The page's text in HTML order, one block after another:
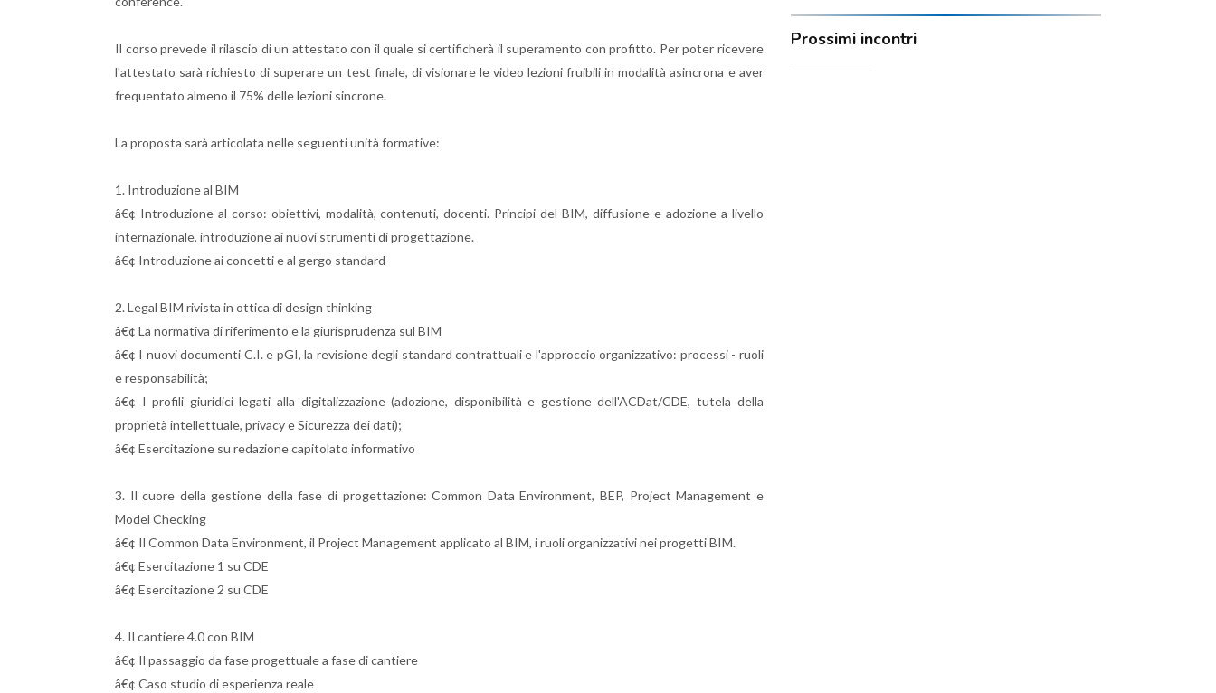
Il corso prevede il rilascio di un attestato con il quale si certificherà il superamento con profitto. Per poter ricevere
l'attestato sarà richiesto di superare un test finale, di visionare le video lezioni fruibili in modalità asincrona e aver
frequentato almeno il 75% delle lezioni sincrone.
La proposta sarà articolata nelle seguenti unità formative:
1. Introduzione al BIM
â€¢ Introduzione al corso: obiettivi, modalità, contenuti, docenti. Principi del BIM, diffusione e adozione a livello
internazionale, introduzione ai nuovi strumenti di progettazione.
â€¢ Introduzione ai concetti e al gergo standard
2. Legal BIM rivista in ottica di design thinking
â€¢ La normativa di riferimento e la giurisprudenza sul BIM
â€¢ I nuovi documenti C.I. e pGI, la revisione degli standard contrattuali e l'approccio organizzativo: processi - ruoli
e responsabilità;
â€¢ I profili giuridici legati alla digitalizzazione (adozione, disponibilità e gestione dell'ACDat/CDE, tutela della
proprietà intellettuale, privacy e Sicurezza dei dati);
â€¢ Esercitazione su redazione capitolato informativo
3. Il cuore della gestione della fase di progettazione: Common Data Environment, BEP, Project Management e
Model Checking
â€¢ Il Common Data Environment, il Project Management applicato al BIM, i ruoli organizzativi nei progetti BIM.
â€¢ Esercitazione 1 su CDE
â€¢ Esercitazione 2 su CDE
4. Il cantiere 4.0 con BIM
â€¢ Il passaggio da fase progettuale a fase di cantiere
â€¢ Caso studio di esperienza reale
Prossimi incontri